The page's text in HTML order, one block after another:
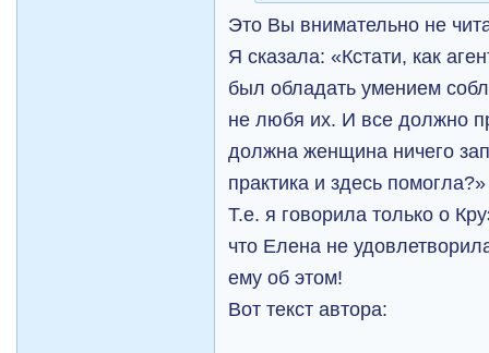
Это Вы внимательно не
Я сказала: «Кстати, как
был обладать умением
не любя их. И все должно
должна женщина ничего
практика и здесь помогла?»
Т.е. я говорила только о
что Елена не
ему об этом!
Вот текст автора: